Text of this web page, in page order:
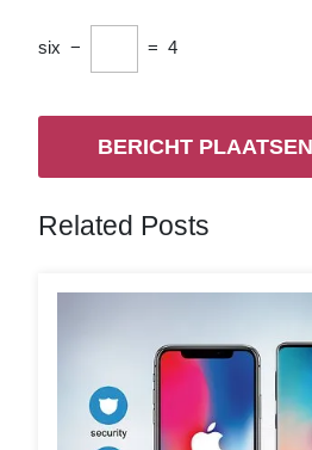
six − = 4
Related Posts